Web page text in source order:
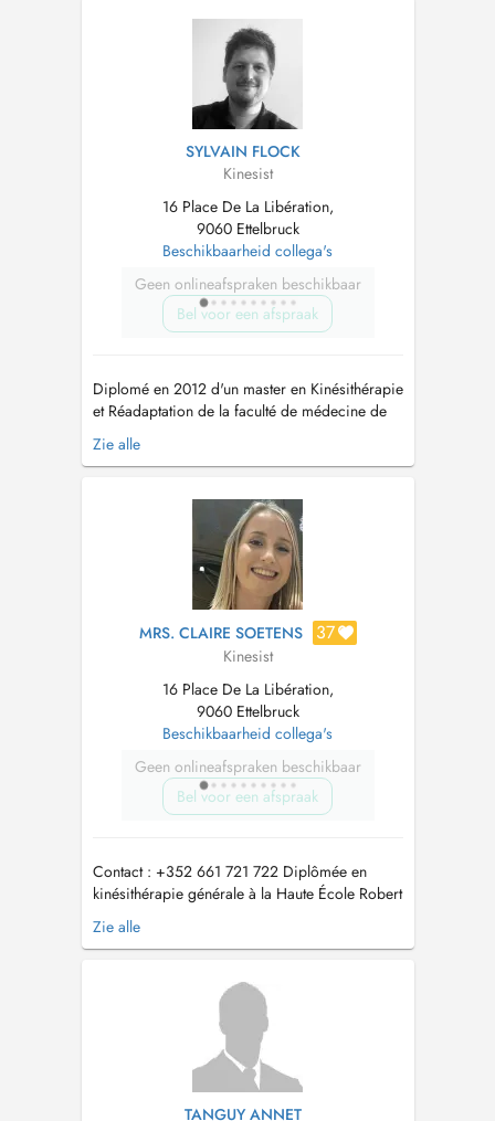
vers lostéopathie. Je me suis formée à
lInternational Academy of Osteopa...
SYLVAIN FLOCK
Kinesist
16 Place De La Libération,
9060 Ettelbruck
Beschikbaarheid collega's
Geen onlineafspraken beschikbaar
Bel voor een afspraak
Diplomé en 2012 d'un master en Kinésithérapie
et Réadaptation de la faculté de médecine de
l'Université de Liège (Belgique), je me suis
spécialisé en 2015 au sein du même
Orthopédique (IFOMPT). Cela fait désormais
13 ans que je pratique au Luxembourg et...
Zie alle
MRS. CLAIRE SOETENS 37
Kinesist
16 Place De La Libération,
9060 Ettelbruck
Beschikbaarheid collega's
Geen onlineafspraken beschikbaar
Bel voor een afspraak
Contact : +352 661 721 722 Diplômée en
kinésithérapie générale à la Haute École Robert
Schuman, je suis formée en kinésithérapie
périnéale (uro-gynécologique), rééducation
domaines de prise en charge: - Kiné générale -
Rééducation uro-gynécologiq...
Zie alle
TANGUY ANNET